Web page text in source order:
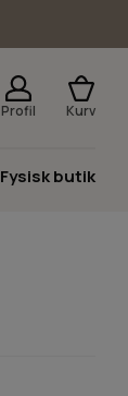
Profil Kurv
Fysisk butik